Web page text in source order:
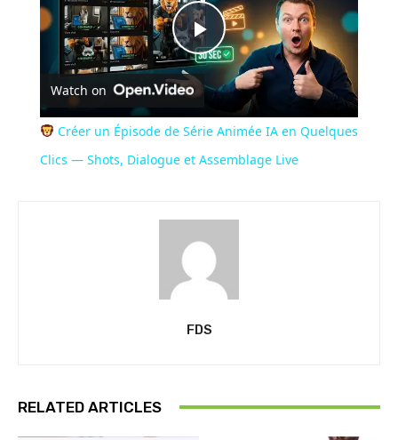
Play
Video
Watch on
Créer un Épisode de Série Animée IA en Quelques
Clics — Shots, Dialogue et Assemblage Live
FDS
RELATED ARTICLES